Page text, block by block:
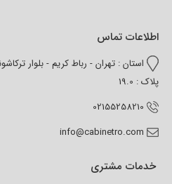
اطلاعات تماس
استان : تهران - رباط کریم - بلوار
پلاک : 19.0
02155258210
info@cabinetro.com
خدمات مشتری